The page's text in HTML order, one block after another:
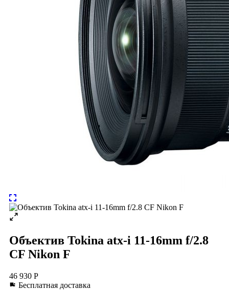
Объектив Tokina atx-i 11-16mm f/2.8
CF Nikon F
46 930 Р
Бесплатная доставка